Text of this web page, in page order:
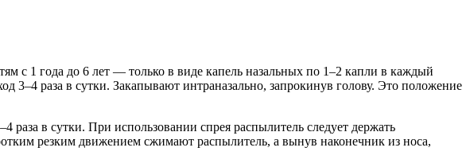
с 1 года до 6 лет — только в виде капель назальных по 1–2 капли в каждый
3–4 раза в сутки. Закапывают интраназально, запрокинув голову. Это положение
в сутки. При использовании спрея распылитель следует держать
резким движением сжимают распылитель, а вынув наконечник из носа,